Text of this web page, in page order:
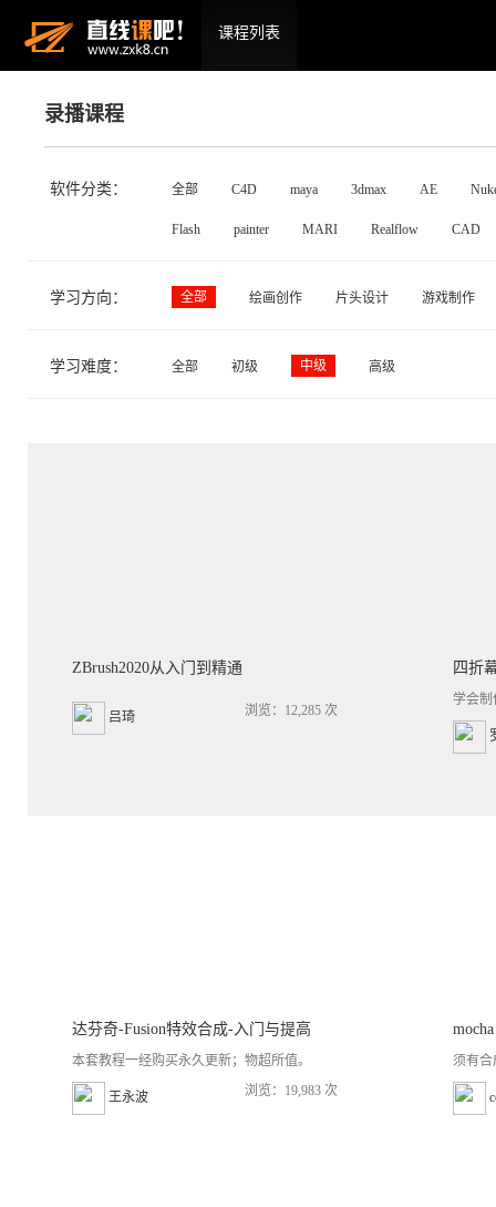
课程列表
录播课程
软件分类： 全部 C4D maya 3dmax AE
Flash painter MARI Realflow CAD
学习方向： 全部 绘画创作 片头设计 游戏制作
学习难度： 全部 初级 中级 高级
ZBrush2020从入门到精通
吕琦 浏览：12,285 次
四折
学会制
达芬奇-Fusion特效合成-入门与提高
本套教程一经购买永久更新；物超所值。
王永波 浏览：19,983 次
须有合